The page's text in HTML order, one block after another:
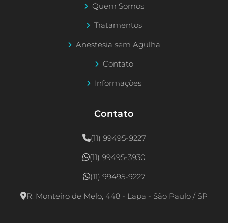
Quem Somos
Tratamentos
Anestesia sem Agulha
Contato
Informações
Contato
(11) 99495-9227
(11) 99495-3930
(11) 99495-9227
R. Monteiro de Melo, 448 - Lapa - São Paulo / SP